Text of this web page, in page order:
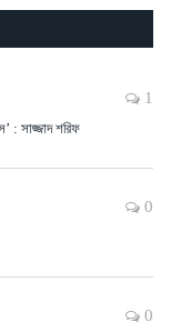
1
: সাজ্জাদ শরিফ
0
0